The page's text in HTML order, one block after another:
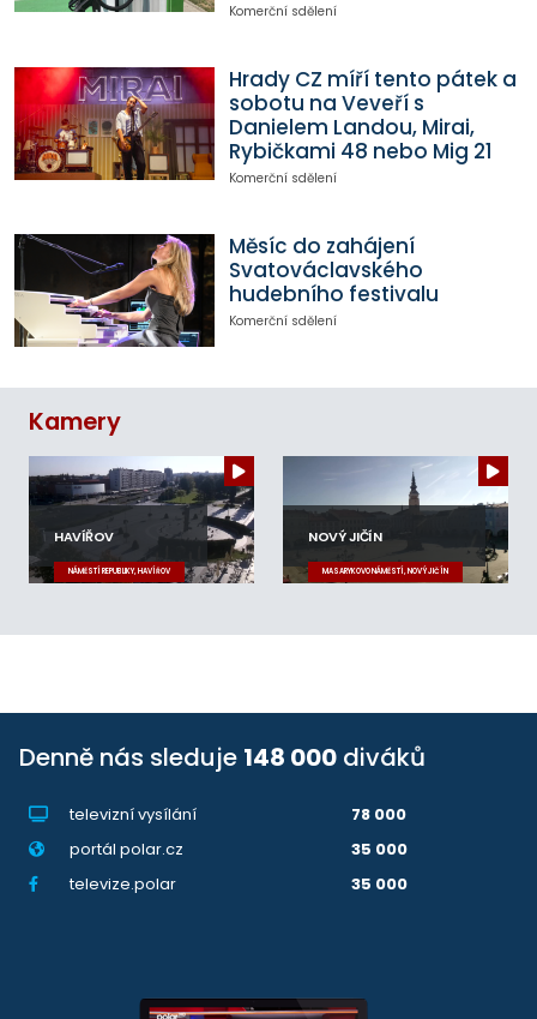
Komerční sdělení
Hrady CZ míří tento pátek a
sobotu na Veveří s
Danielem Landou, Mirai,
Rybičkami 48 nebo Mig 21
Komerční sdělení
Měsíc do zahájení
Svatováclavského
hudebního festivalu
Komerční sdělení
Kamery
HAVÍŘOV
NÁMĚSTÍ REPUBLIKY, HAVÍŘOV
NOVÝ JIČÍN
MASARYKOVO NÁMĚSTÍ, NOVÝ JIČÍN
Denně nás sleduje 148 000 diváků
televizní vysílání
78 000
portál polar.cz
35 000
televize.polar
35 000